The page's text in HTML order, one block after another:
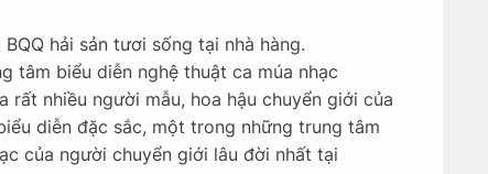
hải sản tươi sống tại nhà hàng.
tâm biểu diễn nghệ thuật ca múa nhạc
rất nhiều người mẫu, hoa hậu chuyển giới của
diễn đặc sắc, một trong những trung tâm
của người chuyển giới lâu đời nhất tại